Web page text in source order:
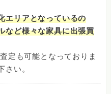
エリアとなっているの
など様々な家具に出張買
定も可能となっておりま
さい。